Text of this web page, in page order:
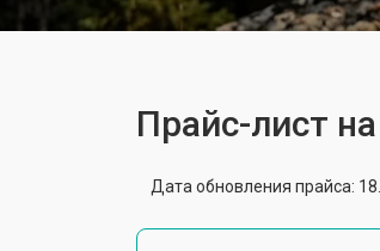
Прайс-лист
Дата обновления прайса: